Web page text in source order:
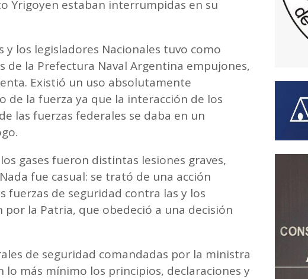
Yrigoyen estaban interrumpidas en su
y los legisladores Nacionales tuvo como
de la Prefectura Naval Argentina empujones,
Existió un uso absolutamente
de la fuerza ya que la interacción de los
las fuerzas federales se daba en un
gases fueron distintas lesiones graves,
fue casual: se trató de una acción
fuerzas de seguridad contra las y los
la Patria, que obedeció a una decisión
de seguridad comandadas por la ministra
más mínimo los principios, declaraciones y